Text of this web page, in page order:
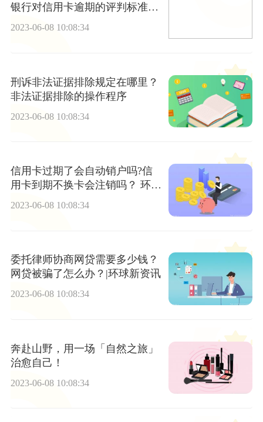
银行对信用卡逾期的评判标准是
什么？
2023-06-08 10:08:34
刑诉非法证据排除规定在哪里？
非法证据排除的操作程序
2023-06-08 10:08:34
信用卡过期了会自动销户吗?信
用卡到期不换卡会注销吗？ 环球
速看料
2023-06-08 10:08:34
委托律师协商网贷需要多少钱？
网贷被骗了怎么办？|环球新资讯
2023-06-08 10:08:34
奔赴山野，用一场「自然之旅」
治愈自己！
2023-06-08 10:08:34